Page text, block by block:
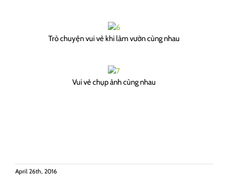
Trò chuyện vui vẻ khi làm vườn cùng nhau
Vui vẻ chụp ảnh cùng nhau
April 26th, 2016